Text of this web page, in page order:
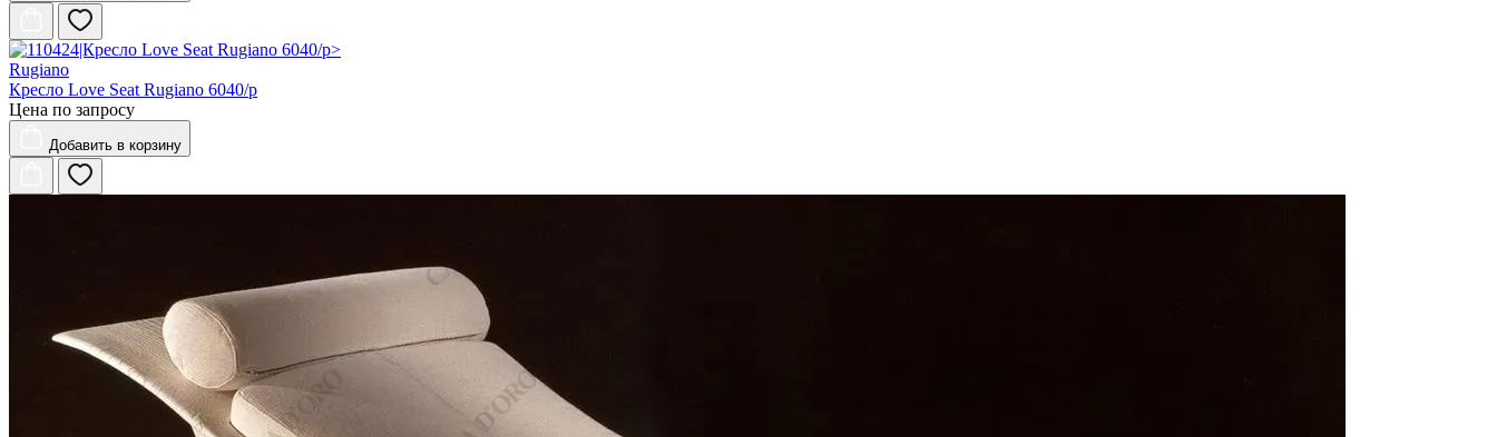
Rugiano
Кресло Love Seat Rugiano 6040/p
Цена по запросу
Добавить в корзину